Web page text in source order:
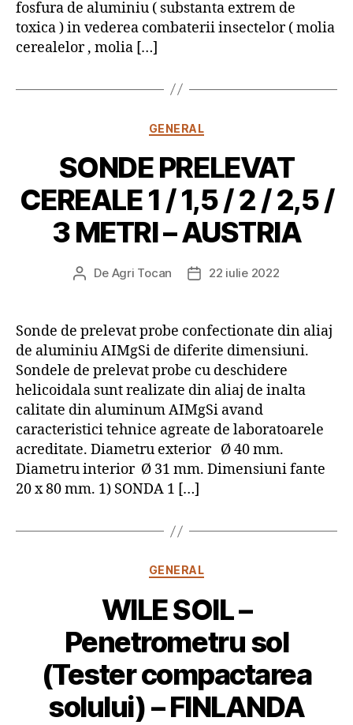
fosfura de aluminiu ( substanta extrem de
toxica ) in vederea combaterii insectelor ( molia
cerealelor , molia […]
Categorii
GENERAL
SONDE PRELEVAT
CEREALE 1 / 1,5 / 2 / 2,5 /
3 METRI – AUSTRIA
Autor
De Agri Tocan
Dată22 iulie 2022
Sonde de prelevat probe confectionate din aliaj
de aluminiu AIMgSi de diferite dimensiuni.
Sondele de prelevat probe cu deschidere
helicoidala sunt realizate din aliaj de inalta
calitate din aluminum AIMgSi avand
caracteristici tehnice agreate de laboratoarele
acreditate. Diametru exterior Ø 40 mm.
Diametru interior Ø 31 mm. Dimensiuni fante
20 x 80 mm. 1) SONDA 1 […]
Categorii
GENERAL
WILE SOIL –
Penetrometru sol
(Tester compactarea
solului) – FINLANDA